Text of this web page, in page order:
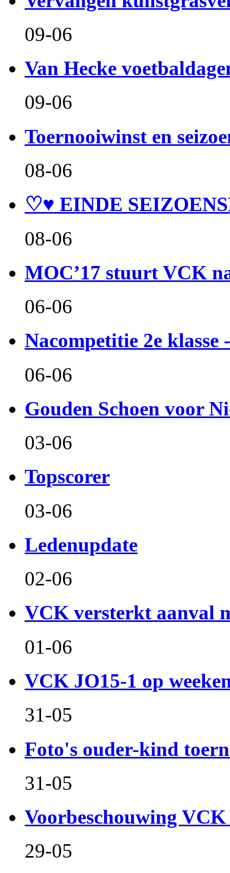
09-06
Van Hecke
09-06
Toernooiwinst en
08-06
♡♥ EINDE
08-06
MOC’17 stuurt VCK
06-06
Nacompetitie 2e klasse
06-06
Gouden Schoen voor
03-06
Topscorer
03-06
Ledenupdate
02-06
VCK versterkt aanval
01-06
VCK JO15-1 op
31-05
Foto's ouder-kind
31-05
Voorbeschouwing VCK
29-05